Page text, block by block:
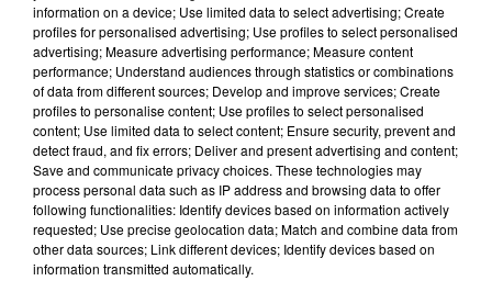
Musique
6 août 2026
Il y a 10 ans, DJ Snake changeait de
dimension avec son premier...
information on a device; Use limited data to select advertising; Create
profiles for personalised advertising; Use profiles to select personalised
advertising; Measure advertising performance; Measure content
performance; Understand audiences through statistics or combinations
of data from different sources; Develop and improve services; Create
profiles to personalise content; Use profiles to select personalised
content; Use limited data to select content; Ensure security, prevent and
detect fraud, and fix errors; Deliver and present advertising and content;
Save and communicate privacy choices. These technologies may
process personal data such as IP address and browsing data to offer
following functionalities: Identify devices based on information actively
requested; Use precise geolocation data; Match and combine data from
other data sources; Link different devices; Identify devices based on
information transmitted automatically.